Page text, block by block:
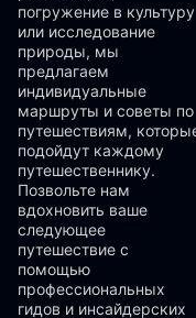
погружение в культуру
или исследование
природы, мы
предлагаем
индивидуальные
маршруты и советы по
путешествиям,
подойдут каждому
путешественнику.
Позвольте нам
вдохновить ваше
следующее
путешествие с
помощью
профессиональных
гидов и инсайдерских